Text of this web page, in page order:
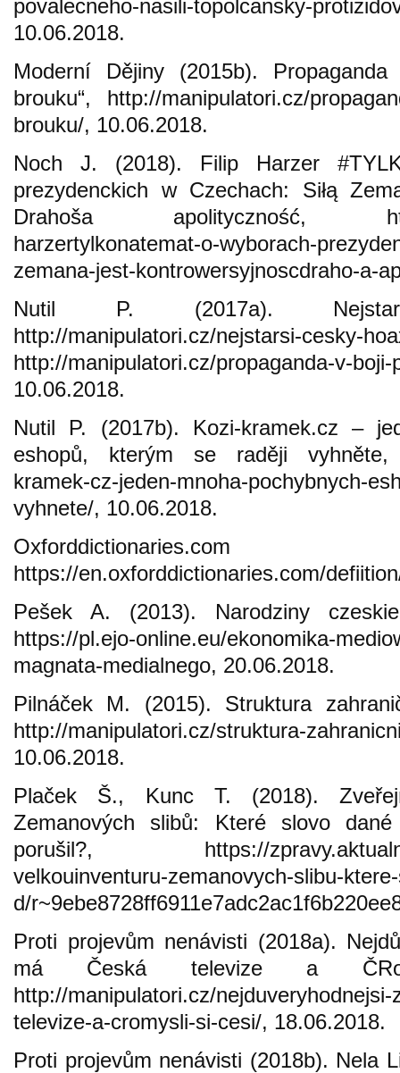
povalecneho-nasili-topolcansky-
10.06.2018.
Moderní Dějiny (2015b).
brouku“, http://manipulatori.cz/
brouku/, 10.06.2018.
Noch J. (2018). Filip Harzer
prezydenckich w Czechach: Siłą
Drahoša apolityczność, http://
harzertylkonatemat-o-wyborach-
zemana-jest-kontrowersyjnoscdraho-a-
Nutil P. (2017a).
http://manipulatori.cz/nejstarsi-cesky-
http://manipulatori.cz/propaganda-v-
10.06.2018.
Nutil P. (2017b). Kozi-kramek.cz –
eshopů, kterým se raději vyhněte,
kramek-cz-jeden-mnoha-pochybnych-
vyhnete/, 10.06.2018.
https://en.oxforddictionaries.com/
Pešek A. (2013). Narodziny
https://pl.ejo-online.eu/ekonomika-
magnata-medialnego, 20.06.2018.
Pilnáček M. (2015). Struktura
http://manipulatori.cz/struktura-
10.06.2018.
Plaček Š., Kunc T. (2018).
Zemanových slibů: Které slovo
porušil?, https://
velkouinventuru-zemanovych-slibu-
d/
Proti projevům nenávisti (2018a).
má Česká televize a
http://manipulatori.cz/
televize-a-cromysli-si-cesi/, 18.06.2018.
Proti projevům nenávisti (2018b). Nela